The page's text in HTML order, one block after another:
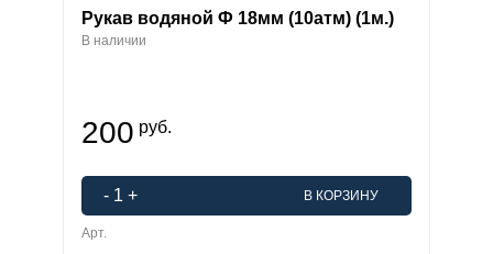
Рукав водяной Ф 18мм (10атм) (1м.)
В наличии
200 руб.
- 1 + В КОРЗИНУ
Арт.